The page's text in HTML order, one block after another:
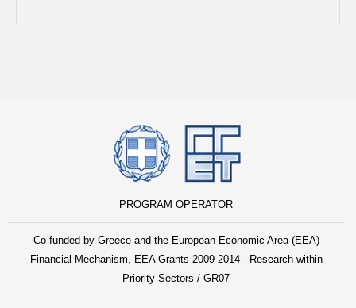
PROGRAM OPERATOR
Co-funded by Greece and the European Economic Area (EEA)
Financial Mechanism, EEA Grants 2009-2014 - Research within
Priority Sectors / GR07